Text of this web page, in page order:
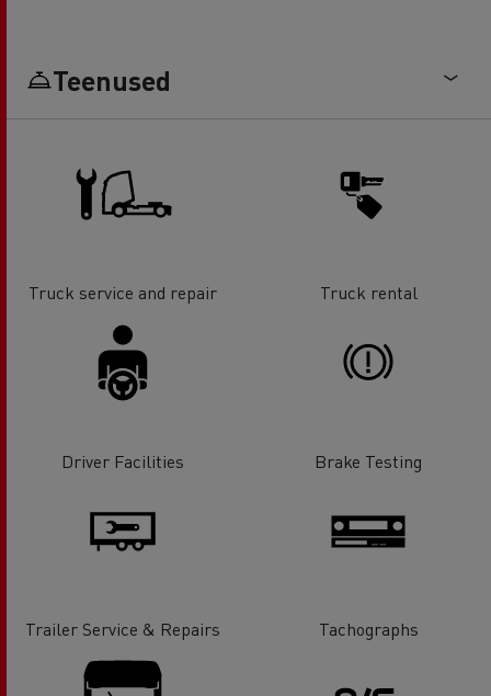
Teenused
Truck service and repair Truck rental
Driver Facilities Brake Testing
Trailer Service & Repairs Tachographs